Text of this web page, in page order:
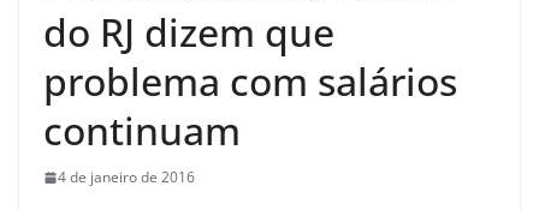
do RJ dizem que
problema com salários
continuam
4 de janeiro de 2016